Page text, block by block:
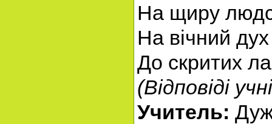
На щиру
На вічний
До скритих
(Відповіді
Учитель: